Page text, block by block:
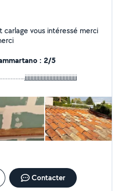
Peintre merci
: 2/5
Contacter